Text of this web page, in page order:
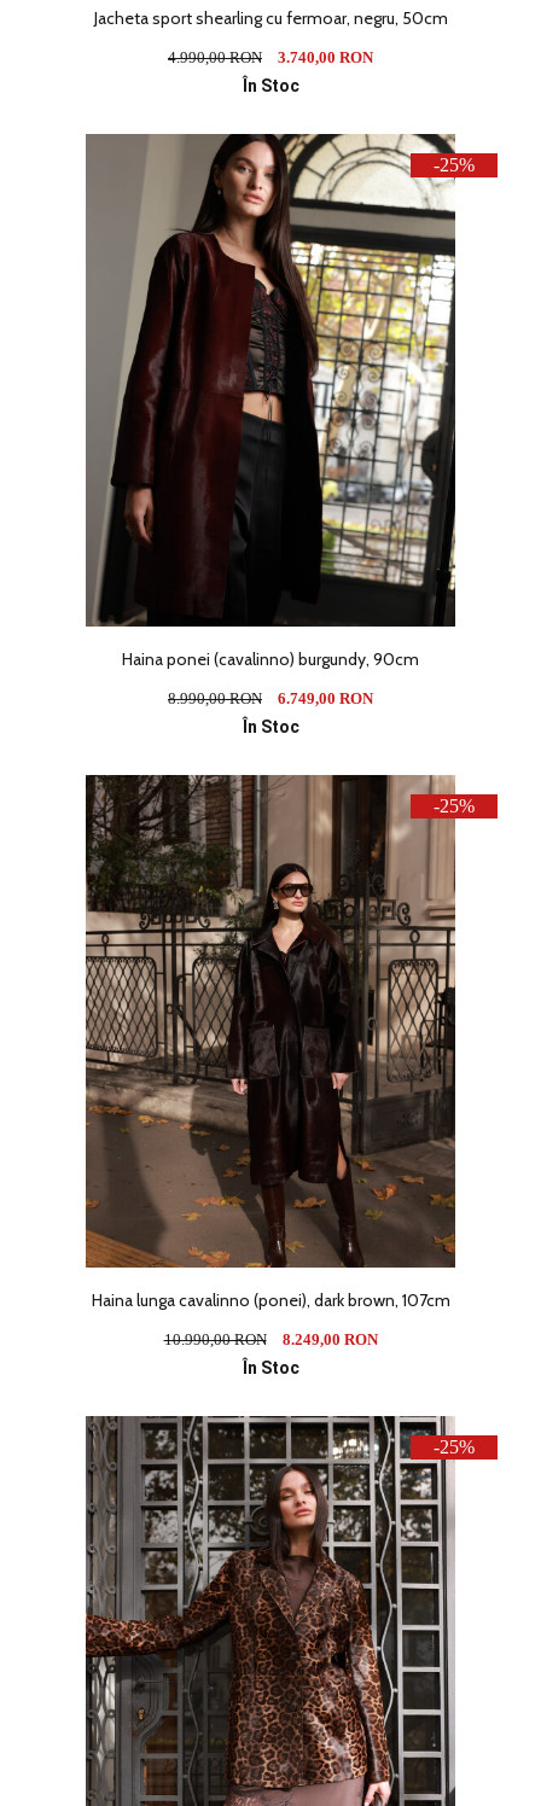
Jacheta sport shearling cu fermoar, negru, 50cm
4.990,00 RON 3.740,00 RON
În Stoc
-25%
Haina ponei (cavalinno) burgundy, 90cm
8.990,00 RON 6.749,00 RON
În Stoc
-25%
Haina lunga cavalinno (ponei), dark brown, 107cm
10.990,00 RON 8.249,00 RON
În Stoc
-25%